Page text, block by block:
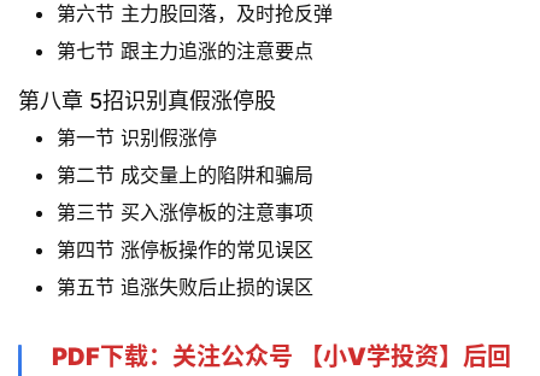
第六节 主力股回落，及时抢反弹
第七节 跟主力追涨的注意要点
第八章 5招识别真假涨停股
第一节 识别假涨停
第二节 成交量上的陷阱和骗局
第三节 买入涨停板的注意事项
第四节 涨停板操作的常见误区
第五节 追涨失败后止损的误区
PDF下载：关注公众号 【小V学投资】后回